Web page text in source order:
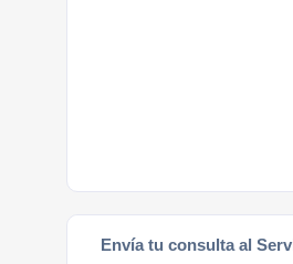
Envía tu consulta al